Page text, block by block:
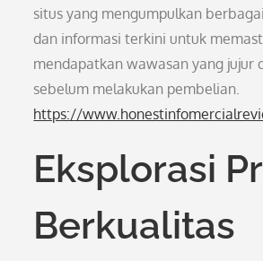
situs yang mengumpulkan
dan informasi terkini untuk
mendapatkan wawasan yang jujur
sebelum melakukan pembelian.
https://
Eksplorasi
Berkualitas